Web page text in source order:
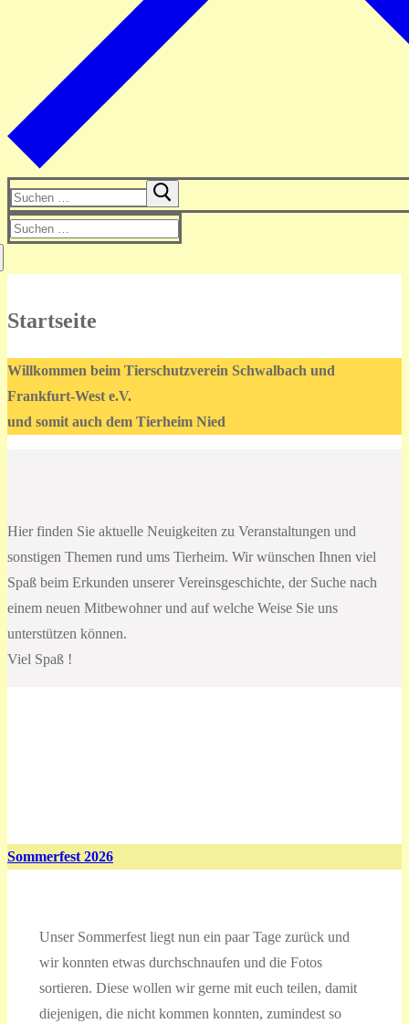
Suchen
nach:
Suchen
Startseite
Willkommen beim Tierschutzverein Schwalbach und
Frankfurt-West e.V.
und somit auch dem Tierheim Nied
Hier finden Sie aktuelle Neuigkeiten zu Veranstaltungen und
sonstigen Themen rund ums Tierheim. Wir wünschen Ihnen viel
Spaß beim Erkunden unserer Vereinsgeschichte, der Suche nach
einem neuen Mitbewohner und auf welche Weise Sie uns
unterstützen können.
Viel Spaß !
Sommerfest 2026
Unser Sommerfest liegt nun ein paar Tage zurück und
wir konnten etwas durchschnaufen und die Fotos
sortieren. Diese wollen wir gerne mit euch teilen, damit
diejenigen, die nicht kommen konnten, zumindest so